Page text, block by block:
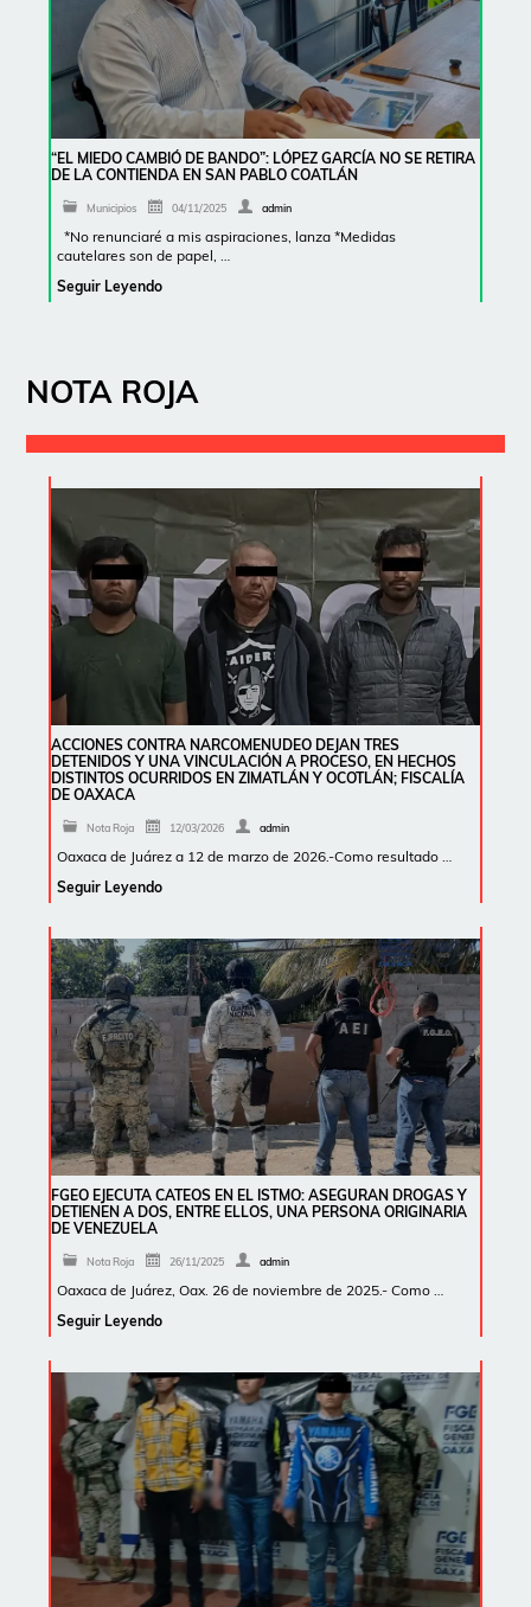
“EL MIEDO CAMBIÓ DE BANDO”: LÓPEZ GARCÍA NO SE RETIRA
DE LA CONTIENDA EN SAN PABLO COATLÁN
Municipios 04/11/2025 admin
*No renunciaré a mis aspiraciones, lanza *Medidas
cautelares son de papel, …
Seguir Leyendo
NOTA ROJA
ACCIONES CONTRA NARCOMENUDEO DEJAN TRES
DETENIDOS Y UNA VINCULACIÓN A PROCESO, EN HECHOS
DISTINTOS OCURRIDOS EN ZIMATLÁN Y OCOTLÁN; FISCALÍA
DE OAXACA
Nota Roja 12/03/2026 admin
Oaxaca de Juárez a 12 de marzo de 2026.-Como resultado …
Seguir Leyendo
FGEO EJECUTA CATEOS EN EL ISTMO: ASEGURAN DROGAS Y
DETIENEN A DOS, ENTRE ELLOS, UNA PERSONA ORIGINARIA
DE VENEZUELA
Nota Roja 26/11/2025 admin
Oaxaca de Juárez, Oax. 26 de noviembre de 2025.- Como …
Seguir Leyendo